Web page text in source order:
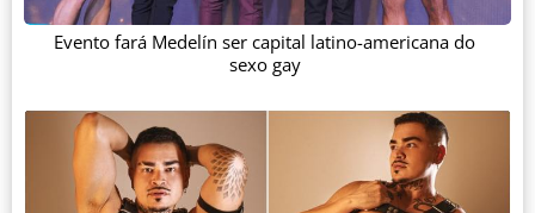
Evento fará Medelín ser capital latino-americana do
sexo gay